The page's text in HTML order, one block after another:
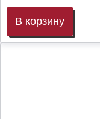
В корзину